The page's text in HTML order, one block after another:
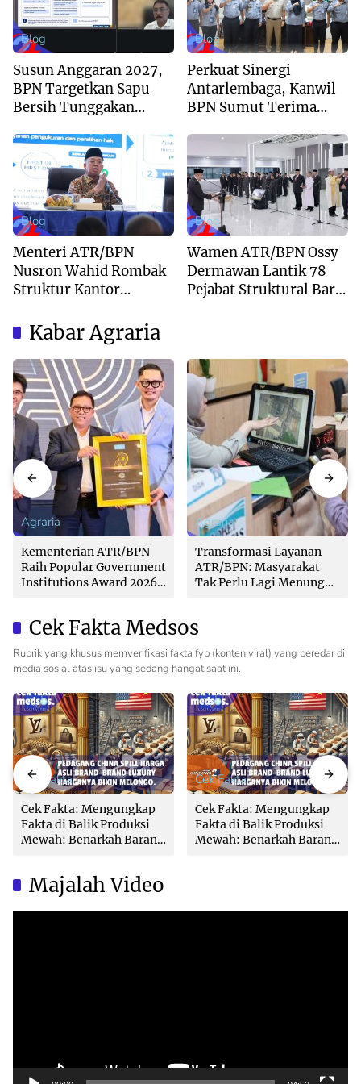
Blog
Susun Anggaran 2027,
BPN Targetkan Sapu
Bersih Tunggakan
Kepastian Waktu
Layanan
Blog
Perkuat Sinergi
Antarlembaga, Kanwil
BPN Sumut Terima
Peninggalan
Blog
Menteri ATR/BPN
Nusron Wahid Rombak
Struktur Kantor
Pendekatan
Kewilayahan
Blog
Wamen ATR/BPN Ossy
Dermawan Lantik 78
Pejabat Struktural Baru
Kabar Agraria
Agraria
Kementerian ATR/BPN
Raih Popular Government
Institutions Award 2026
Agraria
Transformasi Layanan
ATR/BPN: Masyarakat
Tak Perlu Lagi Menunggu
Cek Fakta Medsos
Rubrik yang khusus memverifikasi fakta fyp (konten viral) yang beredar di
media sosial atas isu yang sedang hangat saat ini.
Cek Fakta
Cek Fakta: Mengungkap
Fakta di Balik Produksi
Mewah: Benarkah Barang
Cek Fakta
Cek Fakta: Mengungkap
Fakta di Balik Produksi
Mewah: Benarkah Barang
Majalah Video